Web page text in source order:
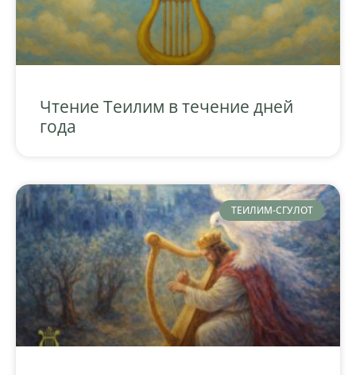
Чтение Теилим в течение дней
года
ТЕИЛИМ-СГУЛОТ